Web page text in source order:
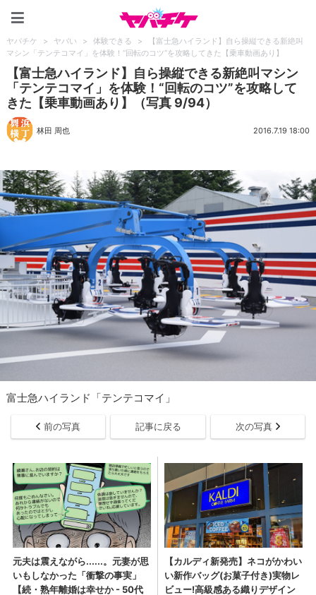
ヤバチケ > ヤバい > 体験できる >
【富士急ハイランド】自ら操縦できる新絶叫
マシン「テンテコマイ」を体験！“回転のコツ”を攻略してきた【乗車動画あり】
【富士急ハイランド】自ら操縦できる新絶叫マシン
「テンテコマイ」を体験！“回転のコツ”を攻略して
きた【乗車動画あり】（写真 9/94）
林田 周也 2016.7.19 18:00
富士急ハイランド「テンテコマイ」
前の写真 記事に戻る 次の写真